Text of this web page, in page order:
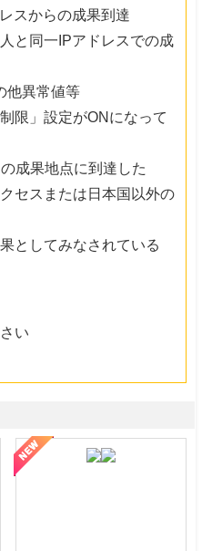
スからの成果到達
と同一IPアドレスでの成
他異常値等
限」設定がONになって
成果地点に到達した
セスまたは日本国以外の
としてみなされている
い